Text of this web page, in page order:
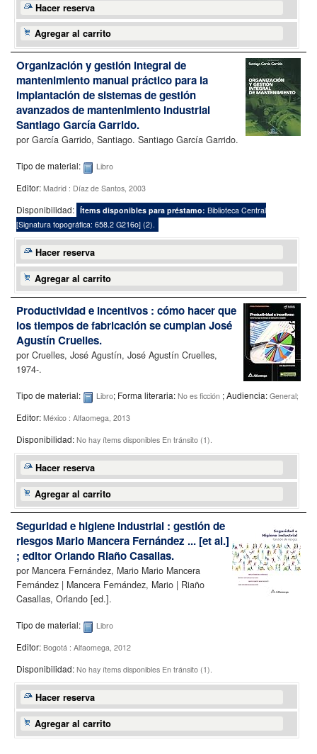
Hacer reserva
Agregar al carrito
Organización y gestión integral de
mantenimiento manual práctico para la
implantación de sistemas de gestión
avanzados de mantenimiento industrial
Santiago García Garrido.
por García Garrido, Santiago. Santiago García Garrido.
Tipo de material: Libro
Editor: Madrid : Díaz de Santos, 2003
Disponibilidad: Ítems disponibles para préstamo:Biblioteca Central
[Signatura topográfica: 658.2 G216o] (2).
Hacer reserva
Agregar al carrito
Productividad e incentivos : cómo hacer que
los tiempos de fabricación se cumplanJosé
Agustín Cruelles.
por Cruelles, José Agustín, José Agustín Cruelles,
1974-.
Tipo de material: Libro; Forma literaria: No es ficción ; Audiencia: General;
Editor: México : Alfaomega, 2013
Disponibilidad: No hay ítems disponibles En tránsito (1).
Hacer reserva
Agregar al carrito
Seguridad e higiene industrial : gestión de
riesgos Mario Mancera Fernández ... [et al.]
; editor Orlando Riaño Casallas.
por Mancera Fernández, Mario Mario Mancera
Fernández | Mancera Fernández, Mario | Riaño
Casallas, Orlando [ed.].
Tipo de material: Libro
Editor: Bogotá : Alfaomega, 2012
Disponibilidad: No hay ítems disponibles En tránsito (1).
Hacer reserva
Agregar al carrito